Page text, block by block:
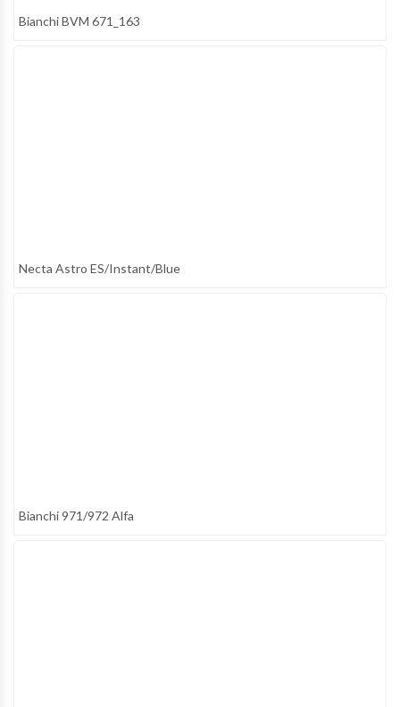
Bianchi BVM 671_163
Necta Astro ES/Instant/Blue
Bianchi 971/972 Alfa